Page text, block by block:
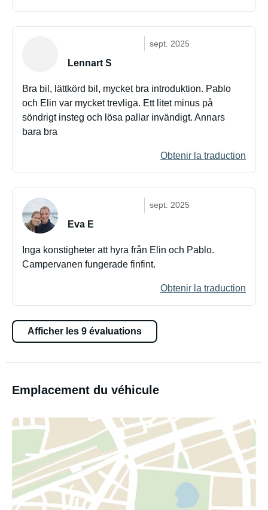
sept. 2025
Lennart S
Bra bil, lättkörd bil, mycket bra introduktion. Pablo
och Elin var mycket trevliga. Ett litet minus på
söndrigt insteg och lösa pallar invändigt. Annars
bara bra
Obtenir la traduction
sept. 2025
Eva E
Inga konstigheter att hyra från Elin och Pablo.
Campervanen fungerade finfint.
Obtenir la traduction
Afficher les 9 évaluations
Emplacement du véhicule